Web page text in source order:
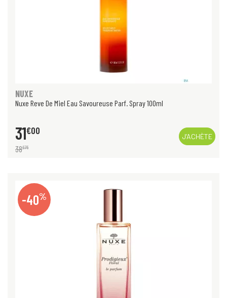
NUXE
Nuxe Reve De Miel Eau Savoureuse Parf. Spray 100ml
31€00
38€75
J’ACHÈTE
-40%